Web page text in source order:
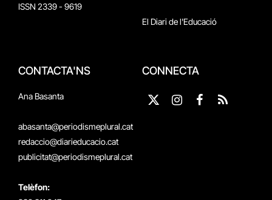
ISSN 2339 - 9619
El Diari de l'Educació
CONTACTA'NS
Ana Basanta
abasanta@periodismeplural.cat
redaccio@diarieducacio.cat
publicitat@periodismeplural.cat
Telèfon:
CONNECTA
X
Instagram
Facebook
RSS